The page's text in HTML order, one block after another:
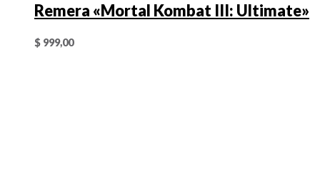
Remera «Mortal Kombat III: Ultimate»
$ 999,00